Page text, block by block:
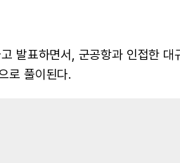
발표하면서, 군공항과 인접한 대
로 풀이된다.